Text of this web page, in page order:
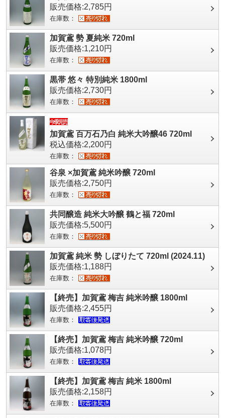
販売価格:2,785円
在庫数：
加賀鳶 勢 夏純米 720ml
販売価格:1,210円
在庫数：
黒帯 悠々 特別純米 1800ml
販売価格:2,730円
在庫数：
加賀鳶 百万石乃白 純米大吟醸46 720ml
税込価格:2,200円
在庫数：
谷泉 ×加賀鳶 純米吟醸 720ml
販売価格:2,750円
在庫数：
共同醸造 純米大吟醸 鶴と福 720ml
販売価格:5,500円
在庫数：
加賀鳶 純米 勢 しぼりたて 720ml (2024.11)
販売価格:1,188円
在庫数：
【終売】加賀鳶 梅吉 純米吟醸 1800ml
販売価格:2,455円
在庫数：
【終売】加賀鳶 梅吉 純米吟醸 720ml
販売価格:1,078円
在庫数：
【終売】加賀鳶 梅吉 純米 1800ml
販売価格:2,158円
在庫数：